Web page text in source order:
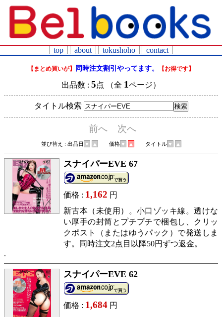
top about tokushoho contact
【まとめ買いが】 同時注文割引やってます。 【お得です】
出品数 : 5点 （全 1ページ）
タイトル検索
前へ 次へ
並び替え : 出品日 ▼ ▲ 価格 ▼ ▲ タイトル ▼ ▲
スナイパーEVE 67
価格 : 1,162 円
新古本（未使用）。小口ゾッキ線。透けな
い厚手の封筒とプチプチで梱包し、クリッ
クポスト（またはゆうパック）で発送しま
す。同時注文2点目以降50円ずつ返金。
スナイパーEVE 62
価格 : 1,684 円